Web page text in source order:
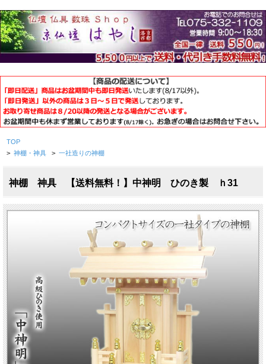
TOP
> 神棚・神具 > 一社造りの神棚
神棚 神具 【送料無料！】中神明 ひのき製 ｈ31